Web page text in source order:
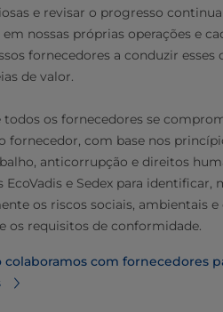
e revisar o progresso
nossas próprias operações e
fornecedores a conduzir
de valor.
todos os fornecedores se
fornecedor, com base nos
anticorrupção e direitos
e Sedex para identificar,
os riscos sociais, ambientais e
os requisitos de conformidade.
colaboramos com fornecedores